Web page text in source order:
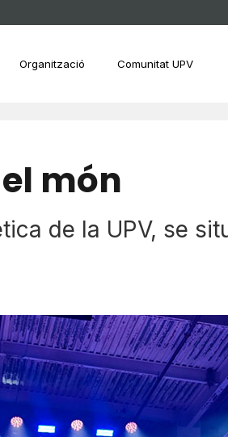
Organització Comunitat UPV
món
de la UPV, se